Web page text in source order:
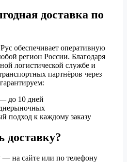
доставка по
обеспечивает оперативную
регион России. Благодаря
логистической службе и
партнёров через
до 10 дней
подход к каждому заказу
доставку?
— на сайте или по телефону